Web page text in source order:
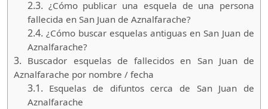
2.3. ¿Cómo publicar una esquela de una persona
fallecida en San Juan de Aznalfarache?
2.4. ¿Cómo buscar esquelas antiguas en San Juan de
Aznalfarache?
3. Buscador esquelas de fallecidos en San Juan de
Aznalfarache por nombre / fecha
3.1. Esquelas de difuntos cerca de San Juan de
Aznalfarache